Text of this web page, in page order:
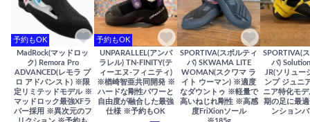
予約もOK
MadRock(マッドロッ
ク) Remora Pro
ADVANCED(レモラ プ
ロ アドバンスト) ※限
定リミテッドモデル ※
マッドロック最強XFラ
バー採用 ※異次元のフ
予約もOK
UNPARALLEL(アンパ
ラレル) TN-FINITY(テ
ィーエヌ-フィニティ)
※楢崎智亜共同開発 ※
ハードな剛性パワーと
自由度が融合した最強
仕様 ※予約もOK
SPORTIVA(スポルティ
バ) SKWAMA LITE
WOMAN(スクワマ ラ
イト ウーマン) ※適度
なダウントゥ ※軽量で
高いねじれ剛性 ※高感
度FriXionソール
SPORTIVA(
バ)
JR(ソリュー
ンプ ジュニ
ニア特化モ
期の足に最
ンション